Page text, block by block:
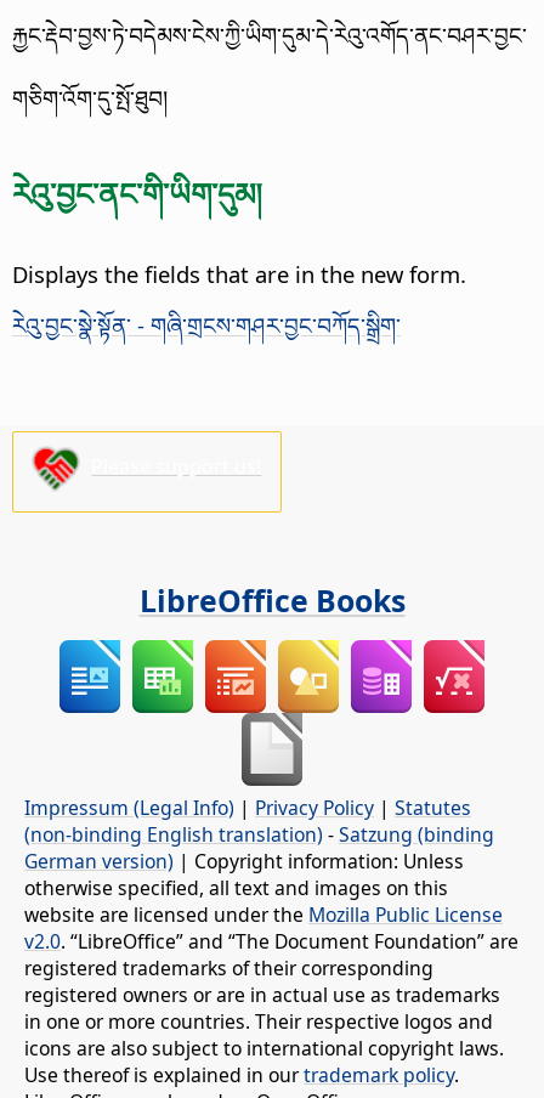
རྐྱང་རྡེབ་བྱས་ཏེ་བདེམས་ངེས་ཀྱི་ཡིག་དུམ་དེ་རེའུ་འགོད་ནང་བཤར་བྱང་
གཅིག་འོག་དུ་སྤོ་ཐུབ།
རེའུ་བྱང་ནང་གི་ཡིག་དུམ།
Displays the fields that are in the new form.
རེའུ་བྱང་སྣེ་སྟོན་ - གཞི་གྲངས་གཤར་བྱང་བཀོད་སྒྲིག་
LibreOffice Books
Impressum (Legal Info) | Privacy Policy | Statutes
(non-binding English translation) -Satzung (binding
German version) | Copyright information: Unless
otherwise specified, all text and images on this
website are licensed under the Mozilla Public License
v2.0. “LibreOffice” and “The Document Foundation” are
registered trademarks of their corresponding
registered owners or are in actual use as trademarks
in one or more countries. Their respective logos and
icons are also subject to international copyright laws.
Use thereof is explained in ourtrademark policy.